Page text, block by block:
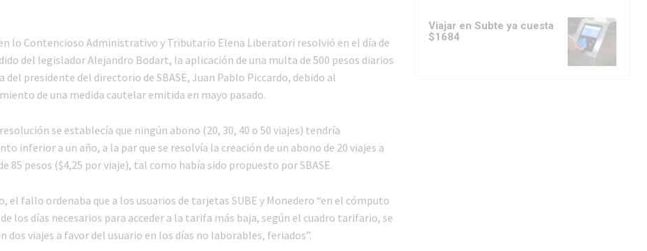
lo Contencioso Administrativo y Tributario Elena Liberatori resolvió en el día de
del legislador Alejandro Bodart, la aplicación de una multa de 500 pesos diarios
del presidente del directorio de SBASE, Juan Pablo Piccardo, debido al
de una medida cautelar emitida en mayo pasado.
se establecía que ningún abono (20, 30, 40 o 50 viajes) tendría
inferior a un año, a la par que se resolvía la creación de un abono de 20 viajes a
85 pesos ($4,25 por viaje), tal como había sido propuesto por SBASE.
el fallo ordenaba que a los usuarios de tarjetas SUBE y Monedero “en el cómputo
los días necesarios para acceder a la tarifa más baja, según el cuadro tarifario, se
dos viajes a favor del usuario en los días no laborables, feriados”.
Viajar en Subte ya cuesta
$1684